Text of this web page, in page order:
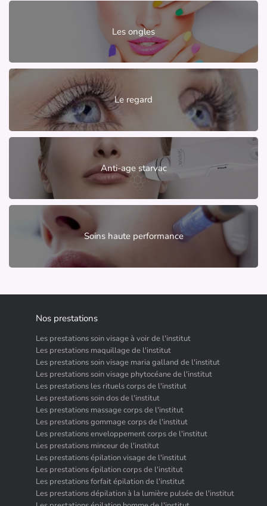
Les ongles
Le regard
Anti-age starvac
Soins haute performance
Nos prestations
Les prestations soin visage à voir de l'institut
Les prestations maquillage de l'institut
Les prestations soin visage maria galland de l'institut
Les prestations soin visage phytocéane de l'institut
Les prestations les rituels corps de l'institut
Les prestations soin dos de l'institut
Les prestations massage corps de l'institut
Les prestations gommage corps de l'institut
Les prestations enveloppement corps de l'institut
Les prestations minceur de l'institut
Les prestations épilation visage de l'institut
Les prestations épilation corps de l'institut
Les prestations forfait épilation de l'institut
Les prestations dépilation à la lumière pulsée de l'institut